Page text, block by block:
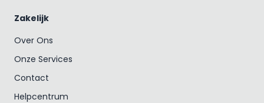
Zakelijk
Over Ons
Onze Services
Contact
Helpcentrum